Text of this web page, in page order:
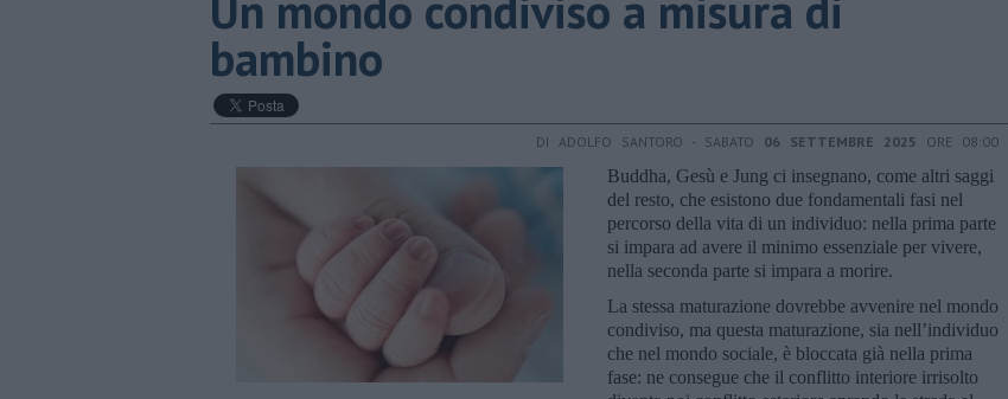
bambino
DI ADOLFO SANTORO - SABATO 06 SETTEMBRE 2025 ORE 08:00
Buddha, Gesù e Jung ci insegnano, come altri saggi
del resto, che esistono due fondamentali fasi nel
percorso della vita di un individuo: nella prima parte
si impara ad avere il minimo essenziale per vivere,
nella seconda parte si impara a morire.
La stessa maturazione dovrebbe avvenire nel mondo
condiviso, ma questa maturazione, sia nell’individuo
che nel mondo sociale, è bloccata già nella prima
fase: ne consegue che il conflitto interiore irrisolto